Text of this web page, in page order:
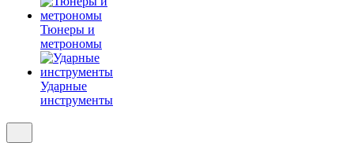
Тюнеры и
метрономы
Ударные
инструменты